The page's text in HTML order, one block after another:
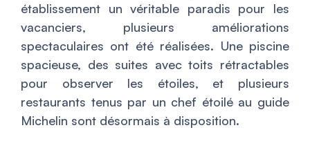
établissement un véritable paradis pour les
vacanciers, plusieurs améliorations
spectaculaires ont été réalisées. Une piscine
spacieuse, des suites avec toits rétractables
pour observer les étoiles, et plusieurs
restaurants tenus par un chef étoilé au guide
Michelin sont désormais à disposition.